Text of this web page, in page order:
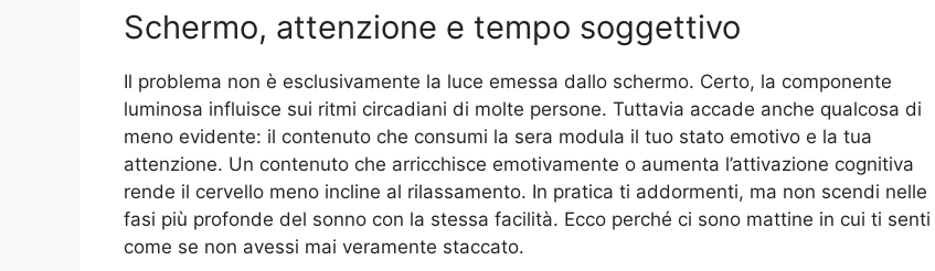
Schermo, attenzione e tempo soggettivo
Il problema non è esclusivamente la luce emessa dallo schermo. Certo, la componente
luminosa influisce sui ritmi circadiani di molte persone. Tuttavia accade anche qualcosa di
meno evidente: il contenuto che consumi la sera modula il tuo stato emotivo e la tua
attenzione. Un contenuto che arricchisce emotivamente o aumenta l’attivazione cognitiva
rende il cervello meno incline al rilassamento. In pratica ti addormenti, ma non scendi nelle
fasi più profonde del sonno con la stessa facilità. Ecco perché ci sono mattine in cui ti senti
come se non avessi mai veramente staccato.